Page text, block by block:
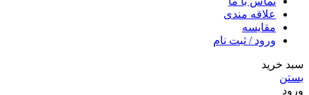
علاقه مندی
مقایسه
ورود / ثبت نام
سبد خرید
بستن
ورود